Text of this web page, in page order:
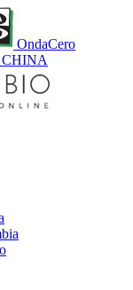
OndaCero
CHINA